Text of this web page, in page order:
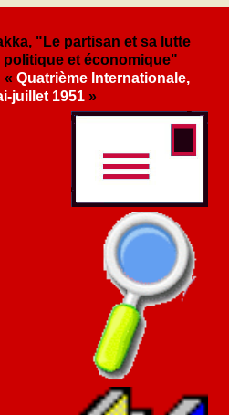
"Le partisan et sa lutte
politique et économique"
« Quatrième Internationale,
juillet 1951»